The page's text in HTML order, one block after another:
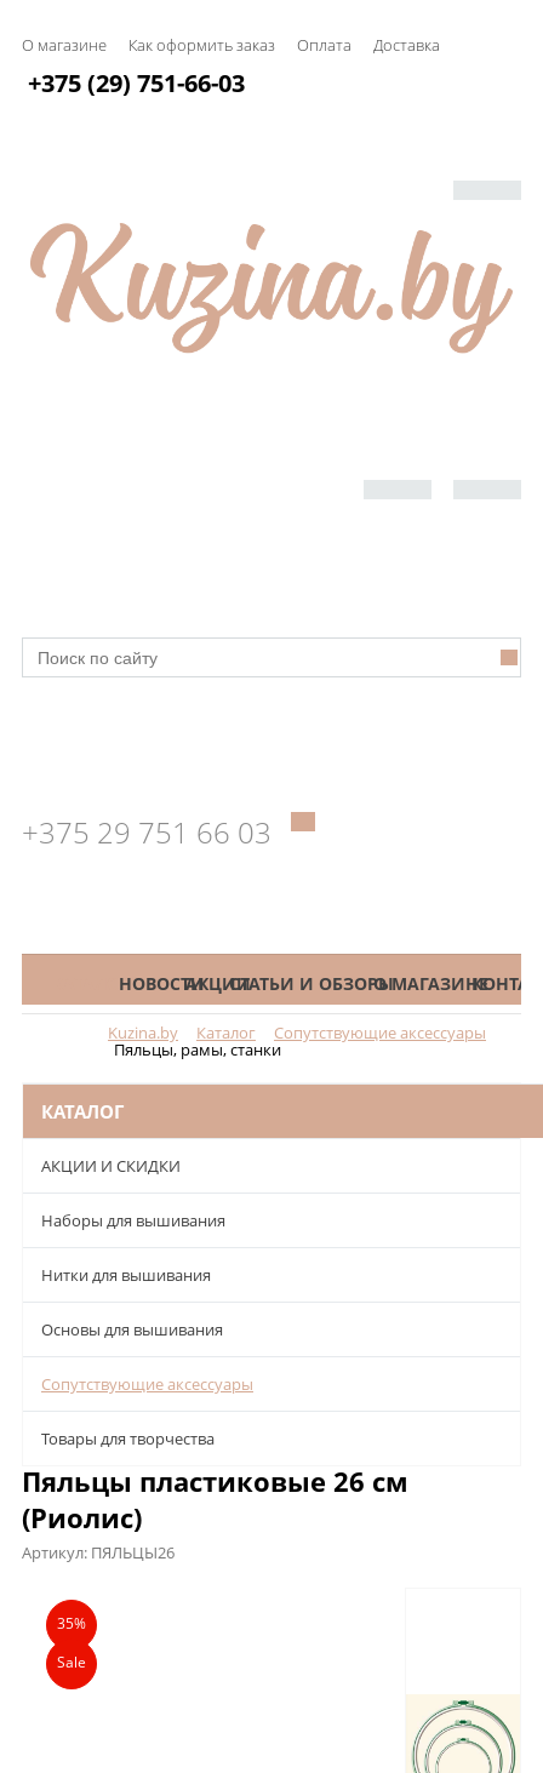
О магазине Как оформить заказ Оплата Доставка
+375 (29) 751-66-03
+375 29 751 66 03
КАТАЛОГНОВОСТИАКЦИИСТАТЬИ И ОБЗОРЫО МАГАЗИНЕ
Kuzina.by Каталог Сопутствующие аксессуары
Пяльцы, рамы, станки
КАТАЛОГ
АКЦИИ И СКИДКИ
Наборы для вышивания
Нитки для вышивания
Основы для вышивания
Сопутствующие аксессуары
Товары для творчества
Пяльцы пластиковые 26 см
(Риолис)
Артикул: ПЯЛЬЦЫ26
Описание
35%
Sale